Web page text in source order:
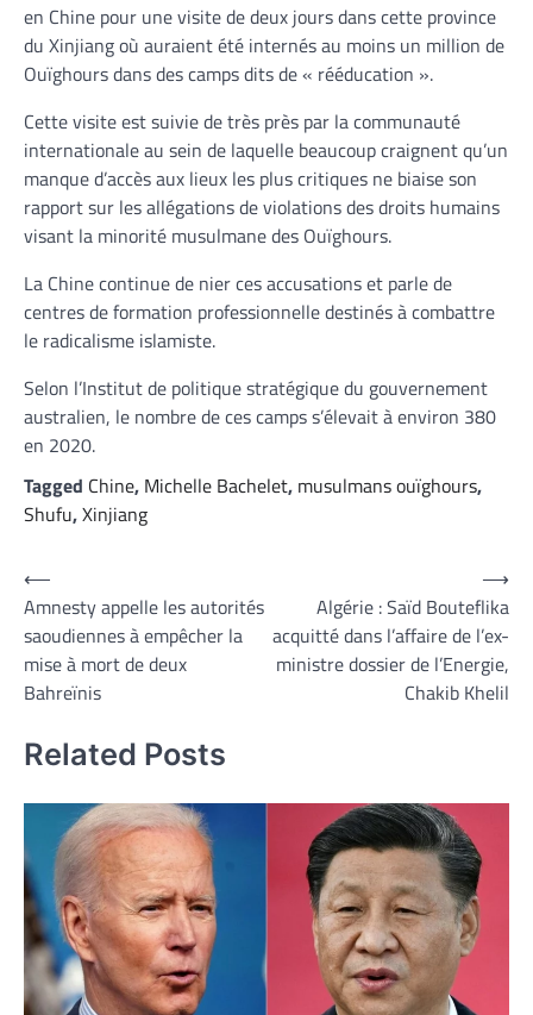
en Chine pour une visite de deux jours dans cette province
du Xinjiang où auraient été internés au moins un million de
Ouïghours dans des camps dits de « rééducation ».
Cette visite est suivie de très près par la communauté
internationale au sein de laquelle beaucoup craignent qu’un
manque d’accès aux lieux les plus critiques ne biaise son
rapport sur les allégations de violations des droits humains
visant la minorité musulmane des Ouïghours.
La Chine continue de nier ces accusations et parle de
centres de formation professionnelle destinés à combattre
le radicalisme islamiste.
Selon l’Institut de politique stratégique du gouvernement
australien, le nombre de ces camps s’élevait à environ 380
en 2020.
Tagged Chine, Michelle Bachelet, musulmans ouïghours,
Shufu,Xinjiang
Navigation
de
l’article
⟵
Amnesty appelle les autorités
saoudiennes à empêcher la
mise à mort de deux
Bahreïnis
Algérie : Saïd Bouteflika
acquitté dans l’affaire de l’ex-
ministre dossier de l’Energie,
Chakib Khelil
⟶
Related Posts